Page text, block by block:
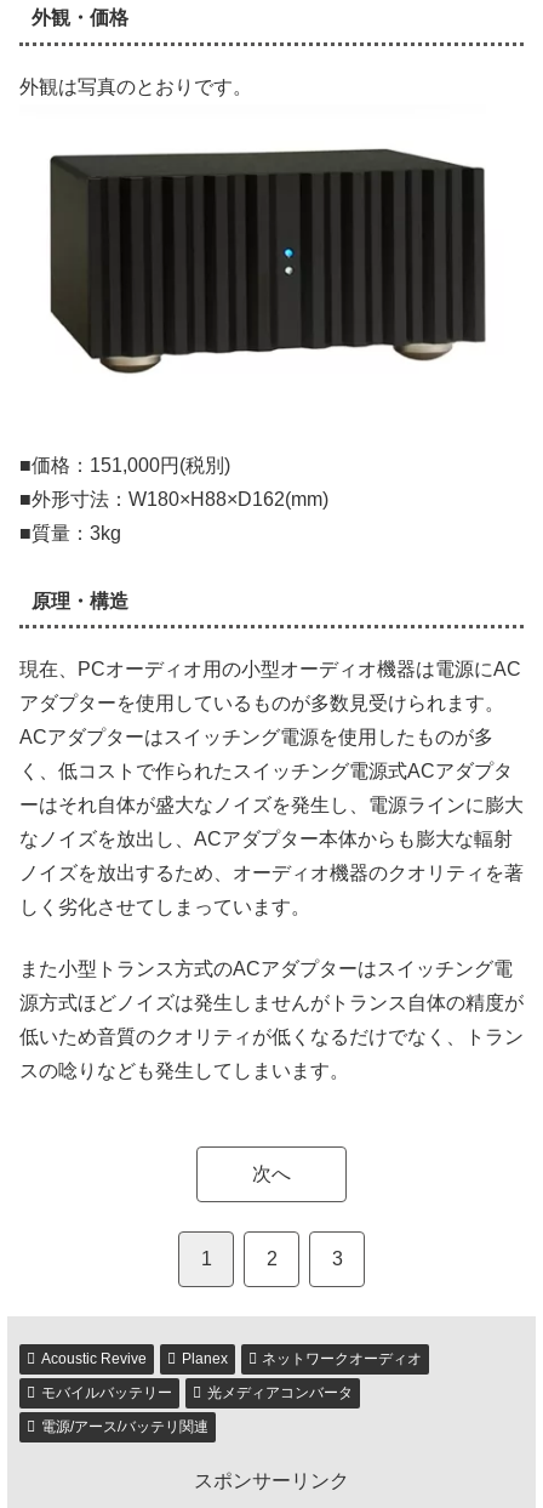
外観・価格
外観は写真のとおりです。
■価格：151,000円(税別)
■外形寸法：W180×H88×D162(mm)
■質量：3kg
原理・構造
現在、PCオーディオ用の小型オーディオ機器は電源にAC
アダプターを使用しているものが多数見受けられます。
ACアダプターはスイッチング電源を使用したものが多
く、低コストで作られたスイッチング電源式ACアダプタ
ーはそれ自体が盛大なノイズを発生し、電源ラインに膨大
なノイズを放出し、ACアダプター本体からも膨大な輻射
ノイズを放出するため、オーディオ機器のクオリティを著
しく劣化させてしまっています。
また小型トランス方式のACアダプターはスイッチング電
源方式ほどノイズは発生しませんがトランス自体の精度が
低いため音質のクオリティが低くなるだけでなく、トラン
スの唸りなども発生してしまいます。
次へ
1 2 3
Acoustic Revive Planex
ネットワークオーディオ
モバイルバッテリー
光メディアコンバータ
電源/アース/バッテリ関連
スポンサーリンク